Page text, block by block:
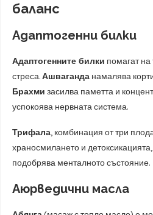
баланс
Адаптогенни билки
Адаптогенните билки помагат на
стреса.Ашваганда намалява
Брахми засилва паметта и
успокоява нервната система.
Трифала, комбинация от три
храносмилането и
подобрява менталното състояние.
Аюрведични масла